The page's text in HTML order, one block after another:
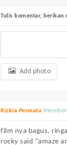
Tulis komentar,
Add photo
Rizkia Permata
film nya bagus,
rocky said “amaze